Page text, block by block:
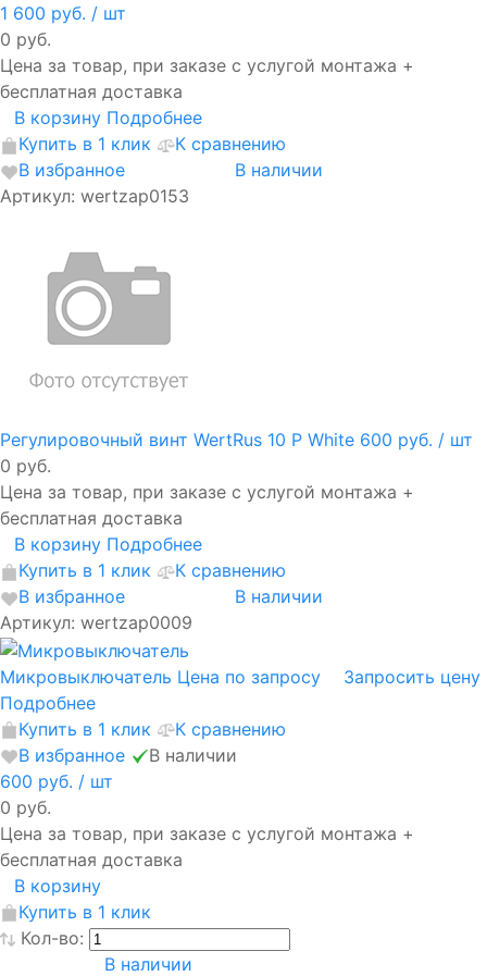
1 600 руб. / шт
0 руб.
Цена за товар, при заказе с услугой монтажа +
бесплатная доставка
В корзину Подробнее
Купить в 1 клик
К сравнению
В избранное
В наличии
Артикул: wertzap0153
Регулировочный винт WertRus 10 P White 600 руб. / шт
0 руб.
Цена за товар, при заказе с услугой монтажа +
бесплатная доставка
В корзину Подробнее
Купить в 1 клик
К сравнению
В избранное
В наличии
Артикул: wertzap0009
Микровыключатель Цена по запросу
Запросить цену
Подробнее
Купить в 1 клик
К сравнению
В избранное
В наличии
600 руб. / шт
0 руб.
Цена за товар, при заказе с услугой монтажа +
бесплатная доставка
В корзину
Купить в 1 клик
Кол-во:
В наличии